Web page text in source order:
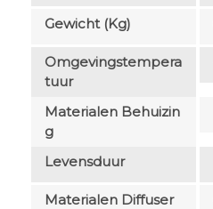
Gewicht (kg)
Omgevingstempera
Tuur
Materialen Behuizin
G
Levensduur
Materialen Diffuser